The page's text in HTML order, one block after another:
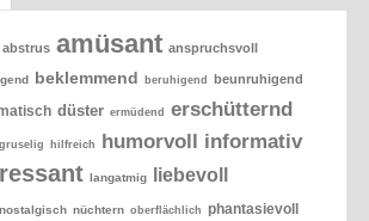
abstrus amüsant anspruchsvoll
beklemmend beruhigend beunruhigend
düster ermüdend erschütternd
gruselig hilfreich humorvoll informativ
langatmig liebevoll
nostalgisch nüchtern oberflächlich phantasievoll